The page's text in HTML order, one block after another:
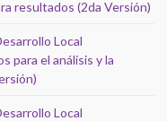
resultados (2da Versión)
Local
para el análisis y la
Local